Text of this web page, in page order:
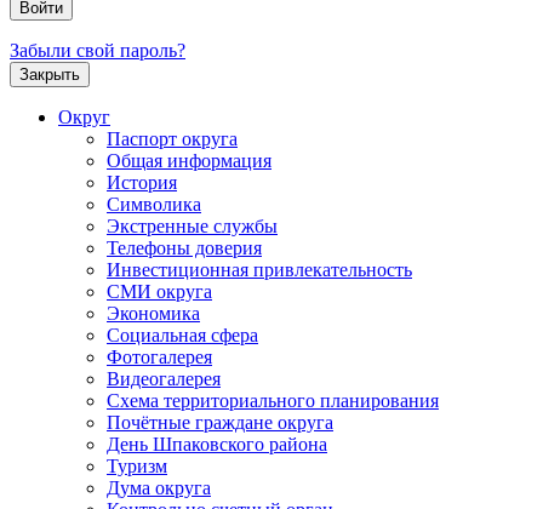
Забыли свой пароль?
Закрыть
Округ
Паспорт округа
Общая информация
История
Символика
Экстренные службы
Телефоны доверия
Инвестиционная привлекательность
СМИ округа
Экономика
Социальная сфера
Фотогалерея
Видеогалерея
Схема территориального планирования
Почётные граждане округа
День Шпаковского района
Туризм
Дума округа